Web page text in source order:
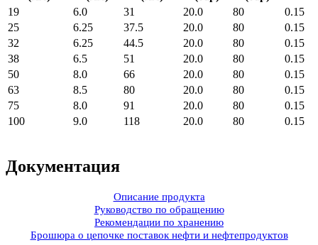
19
6.0 31 20.0 80
0.15
25
6.25 37.5 20.0 80
0.15
32
6.25 44.5 20.0 80
0.15
38
6.5 51 20.0 80
0.15
50
8.0 66 20.0 80
0.15
63
8.5 80 20.0 80
0.15
75
8.0 91 20.0 80
0.15
100
9.0 118 20.0 80 0.15
Документация
Описание продукта
Руководство по обращению
Рекомендации по хранению
Брошюра о цепочке поставок нефти и нефтепродуктов